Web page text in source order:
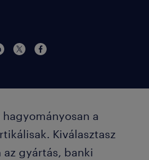
a
Kiválasztasz
gyártás, banki